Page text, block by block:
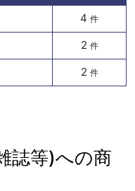
4 件
2 件
2 件
誌等)への商